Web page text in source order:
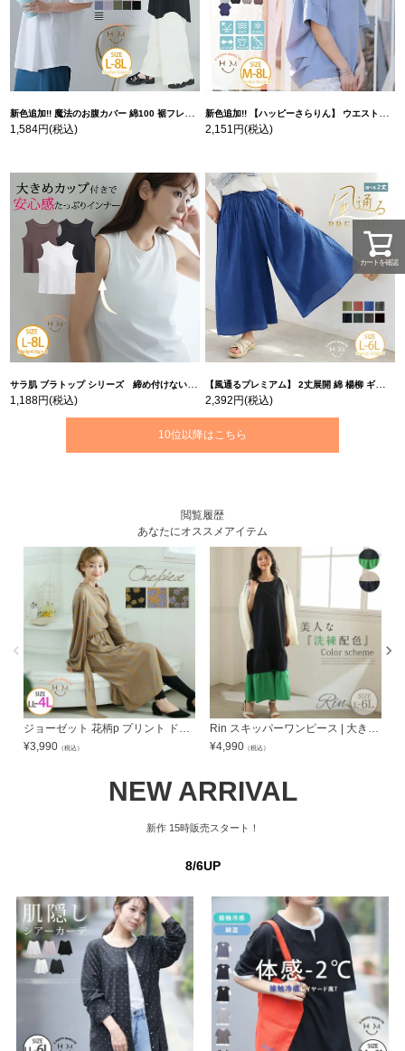
新色追加!! 魔法のお腹カバー 綿100 裾フレア Tシャツ | 大きいサイズの通販ならハッピーマリリン
1,584円(税込)
新色追加!! 【ハッピーさらりん】 ウエストタック入り スッキリ魅せ コクーントップス | 大きいサイズの通販ならハッピーマリリン
2,151円(税込)
サラ肌 ブラトップ シリーズ 締め付けない リブ タンクトップ | 大きいサイズの通販ならハッピーマリリン
1,188円(税込)
【風通るプレミアム】 2丈展開 綿 楊柳 ギャザー フレア スカンツ 【ウェストゴム】 | 大きいサイズの通販ならハッピーマリリン
2,392円(税込)
10位以降はこちら
閲覧履歴
あなたにオススメアイテム
ジョーゼット 花柄p プリント ドレープ ベルト ワンピース OHS | 大きいサイズの通販ならハッピーマリリン
¥3,990 （税込）
Rin スキッパーワンピース | 大きいサイズの通販ならハッピーマリリン
¥4,990 （税込）
NEW ARRIVAL
新作 15時販売スタート！
8/6UP
カートを確認